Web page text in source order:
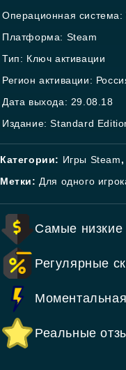
Операционная система:
Платформа: Steam
Тип: Ключ активации
Регион активации:
Дата выхода: 29.08.18
Издание: Standard
Категории: Игры Steam,
Метки: Для одного
Самые
Регулярные
Реальные